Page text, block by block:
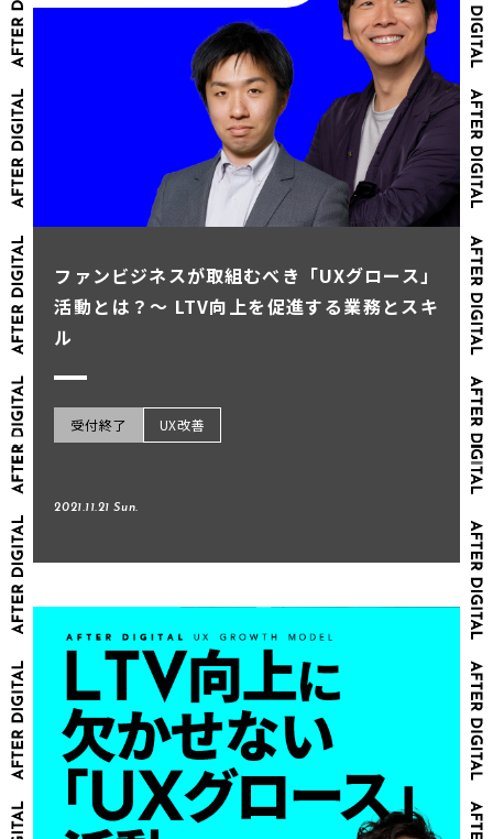
ファンビジネスが取組むべき「UXグロース」
活動とは？～ LTV向上を促進する業務とスキ
ル
受付終了 UX改善
2021.11.21 Sun.